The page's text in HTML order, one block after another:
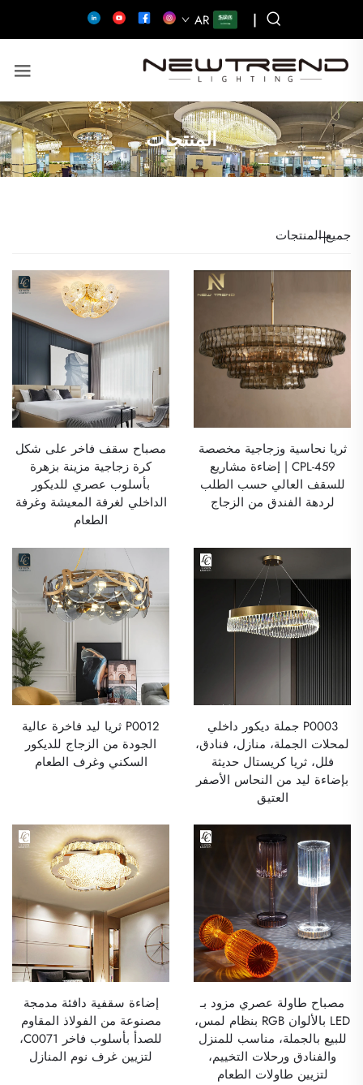
|
AR
المنتجات
جميع المنتجات
ثريا نحاسية وزجاجية مخصصة
CPL-459 | إضاءة مشاريع
للسقف العالي حسب الطلب
لردهة الفندق من الزجاج
مصباح سقف فاخر على شكل
كرة زجاجية مزينة بزهرة
بأسلوب عصري للديكور
الداخلي لغرفة المعيشة وغرفة
الطعام
P0003 جملة ديكور داخلي
لمحلات الجملة، منازل، فنادق،
فلل، ثريا كريستال حديثة
بإضاءة ليد من النحاس الأصفر
العتيق
P0012 ثريا ليد فاخرة عالية
الجودة من الزجاج للديكور
السكني وغرف الطعام
مصباح طاولة عصري مزود بـ
LED بالألوان RGB بنظام لمس،
للبيع بالجملة، مناسب للمنزل
والفنادق ورحلات التخييم،
لتزيين طاولات الطعام
إضاءة سقفية دافئة مدمجة
مصنوعة من الفولاذ المقاوم
للصدأ بأسلوب فاخر C0071،
لتزيين غرف نوم المنازل